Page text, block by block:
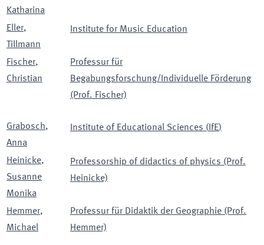
Katharina
Eller,
Tillmann
Institute for Music Education
Fischer,
Christian
Professur für
Begabungsforschung/Individuelle Förderung
(Prof. Fischer)
Grabosch,
Anna
Institute of Educational Sciences ( IfE)
Heinicke,
Susanne
Monika
Professorship of didactics of physics (Prof.
Heinicke)
Hemmer,
Michael
Professur für Didaktik der Geographie (Prof.
Hemmer)